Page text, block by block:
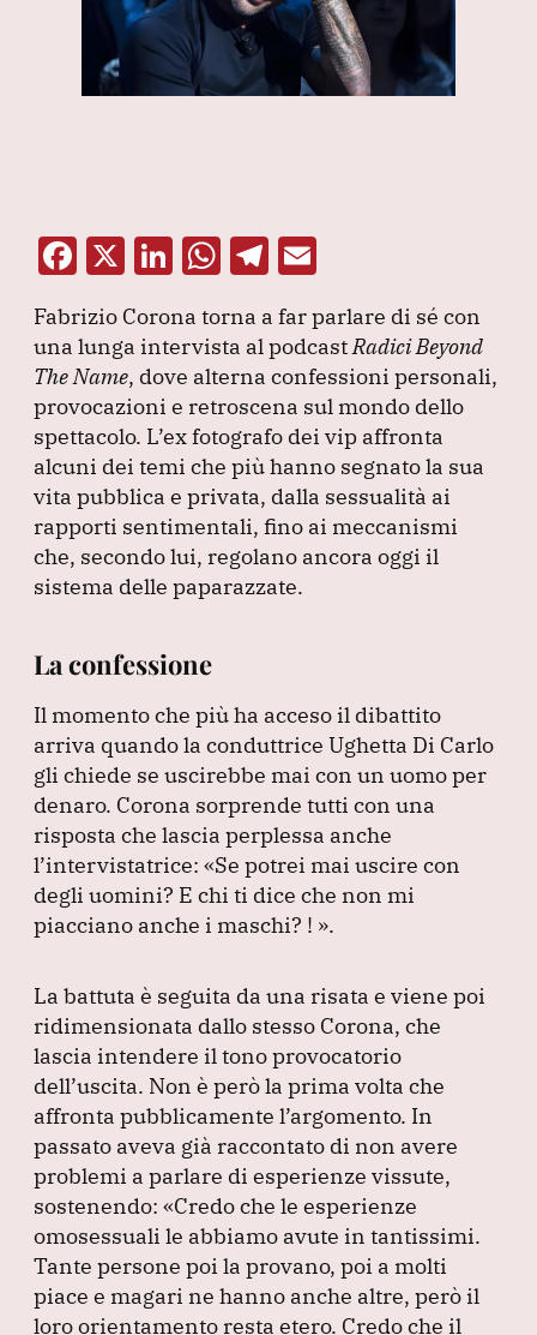
F
c
e
b
o
o
k
X Li
k
e
dI
n
W
at
s
A
p
p
T
e
gr
a
m
ai
l
Fabrizio Corona torna a far parlare di sé con
una lunga intervista al podcast Radici Beyond
The Name, dove alterna confessioni personali,
provocazioni e retroscena sul mondo dello
spettacolo. L’ex fotografo dei vip affronta
alcuni dei temi che più hanno segnato la sua
vita pubblica e privata, dalla sessualità ai
rapporti sentimentali, fino ai meccanismi
che, secondo lui, regolano ancora oggi il
sistema delle paparazzate.
La confessione
Il momento che più ha acceso il dibattito
arriva quando la conduttrice Ughetta Di Carlo
gli chiede se uscirebbe mai con un uomo per
denaro. Corona sorprende tutti con una
risposta che lascia perplessa anche
l’intervistatrice: «Se potrei mai uscire con
degli uomini? E chi ti dice che non mi
piacciano anche i maschi? ! ».
La battuta è seguita da una risata e viene poi
ridimensionata dallo stesso Corona, che
lascia intendere il tono provocatorio
dell’uscita. Non è però la prima volta che
affronta pubblicamente l’argomento. In
passato aveva già raccontato di non avere
problemi a parlare di esperienze vissute,
sostenendo: «Credo che le esperienze
omosessuali le abbiamo avute in tantissimi.
Tante persone poi la provano, poi a molti
piace e magari ne hanno anche altre, però il
loro orientamento resta etero. Credo che il